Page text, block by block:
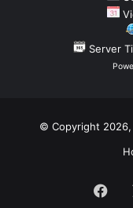
Server
© Copyright